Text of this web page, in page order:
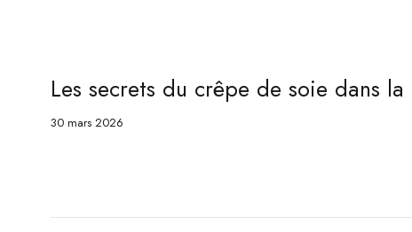
Les secrets du crêpe de soie dans
30 mars 2026